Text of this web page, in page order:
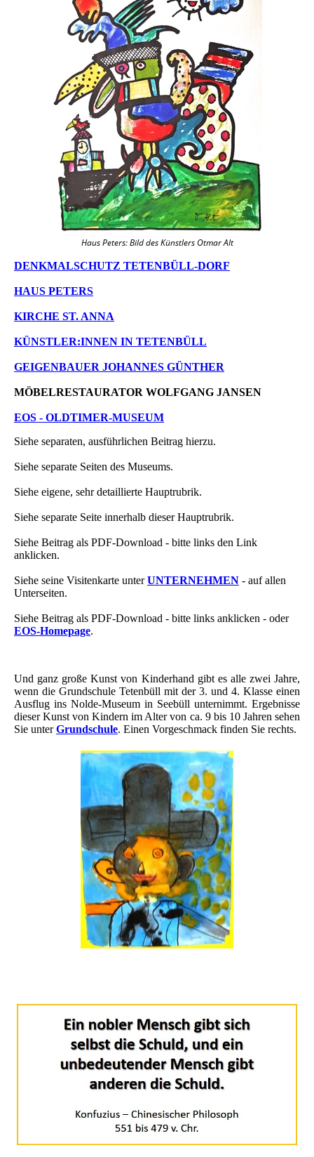
Haus Peters: Bild des Künstlers Otmar Alt
DENKMALSCHUTZ TETENBÜLL-DORF
HAUS PETERS
KIRCHE ST. ANNA
KÜNSTLER:INNEN IN TETENBÜLL
GEIGENBAUER JOHANNES GÜNTHER
MÖBELRESTAURATOR WOLFGANG JANSEN
EOS - OLDTIMER-MUSEUM
Siehe separaten, ausführlichen Beitrag hierzu.
Siehe separate Seiten des Museums.
Siehe eigene, sehr detaillierte Hauptrubrik.
Siehe separate Seite innerhalb dieser Hauptrubrik.
Siehe Beitrag als PDF-Download - bitte links den Link
anklicken.
Siehe seine Visitenkarte unterUNTERNEHMEN - auf allen
Unterseiten.
Siehe Beitrag als PDF-Download - bitte links anklicken - oder
EOS-Homepage.
Und ganz große Kunst von Kinderhand gibt es alle zwei Jahre,
wenn die Grundschule Tetenbüll mit der 3. und 4. Klasse einen
Ausflug ins Nolde-Museum in Seebüll unternimmt. Ergebnisse
dieser Kunst von Kindern im Alter von ca. 9 bis 10 Jahren sehen
Sie unterGrundschule. Einen Vorgeschmack finden Sie rechts.